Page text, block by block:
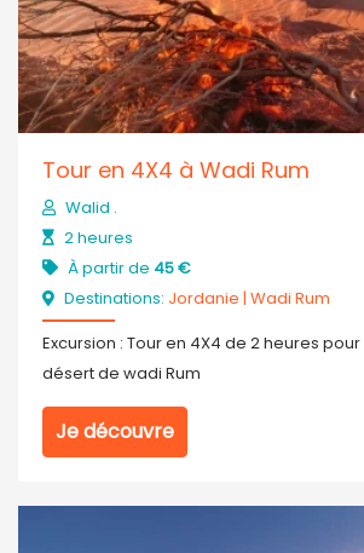
Tour en 4X4 à Wadi Rum
Walid .
2 heures
À partir de 45 €
Destinations: Jordanie | Wadi Rum
Excursion : Tour en 4X4 de 2 heures
désert de wadi Rum
Je découvre